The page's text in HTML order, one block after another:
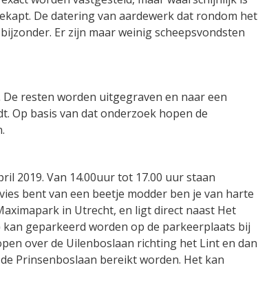
De datering van aardewerk dat rondom het
Er zijn maar weinig scheepsvondsten
resten worden uitgegraven en naar een
Op basis van dat onderzoek hopen de
2019. Van 14.00uur tot 17.00 uur staan
bent van een beetje modder ben je van harte
in Utrecht, en ligt direct naast Het
geparkeerd worden op de parkeerplaats bij
over de Uilenboslaan richting het Lint en dan
Prinsenboslaan bereikt worden. Het kan